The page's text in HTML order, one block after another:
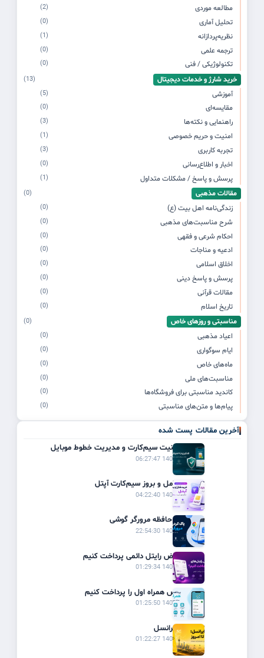
مطالعه موردی (2)
تحلیل آماری (0)
نظریه‌پردازانه (1)
ترجمه علمی (0)
تکنولوژیکی / فنی (0)
خرید شارژ و خدمات دیجیتال (13)
آموزشی (5)
مقایسه‌ای (0)
راهنمایی و نکته‌ها (3)
امنیت و حریم خصوصی (1)
تجربه کاربری (3)
اخبار و اطلاع‌رسانی (0)
پرسش و پاسخ / مشکلات متداول (1)
مقالات مذهبی (0)
زندگی‌نامه اهل بیت (ع) (0)
شرح مناسبت‌های مذهبی (0)
احکام شرعی و فقهی (0)
ادعیه و مناجات (0)
اخلاق اسلامی (0)
پرسش و پاسخ دینی (0)
مقالات قرآنی (0)
تاریخ اسلام (0)
مناسبتی و روزهای خاص (0)
اعیاد مذهبی (0)
ایام سوگواری (0)
ماه‌های خاص (0)
مناسبت‌های ملی (0)
کاندید مناسبتی برای فروشگاه‌ها (0)
پیام‌ها و متن‌های مناسبتی (0)
آخرین مقالات پست شده
راهنمای امنیت سیم‌کارت و مدیریت خطوط موبایل
1405/03/21 06:27:47
راهنمای کامل و بروز سیم‌کارت آپتل
1405/03/20 04:22:40
پاک کردن حافظه مرورگر گوشی
1405/03/19 22:54:30
چگونه قبوض رایتل دائمی پرداخت کنیم
1405/02/31 01:29:34
چگونه قبض همراه اول را پرداخت کنیم
1405/02/31 01:25:50
تاریخچه ایرانسل
1405/02/31 01:22:27